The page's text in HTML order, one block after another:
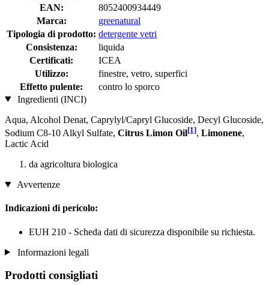
EAN:
8052400934449
Marca:
greenatural
Tipologia di prodotto: detergente vetri
Consistenza:
liquida
Certificati:
ICEA
Utilizzo:
finestre, vetro, superfici
Effetto pulente:
contro lo sporco
Ingredienti (INCI)
Aqua, Alcohol Denat, Caprylyl/Capryl Glucoside, Decyl Glucoside,
Sodium C8-10 Alkyl Sulfate, Citrus Limon Oil[1], Limonene,
Lactic Acid
da agricoltura biologica
Avvertenze
Indicazioni di pericolo:
EUH 210 - Scheda dati di sicurezza disponibile su richiesta.
Informazioni legali
Prodotti consigliati